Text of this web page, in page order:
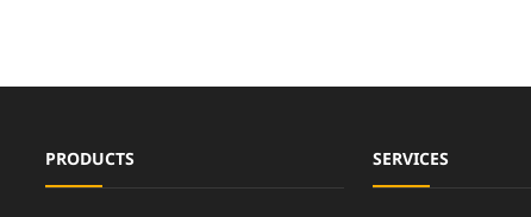
PRODUCTS SERVICES